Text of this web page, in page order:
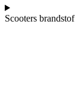
Scooters brandstof